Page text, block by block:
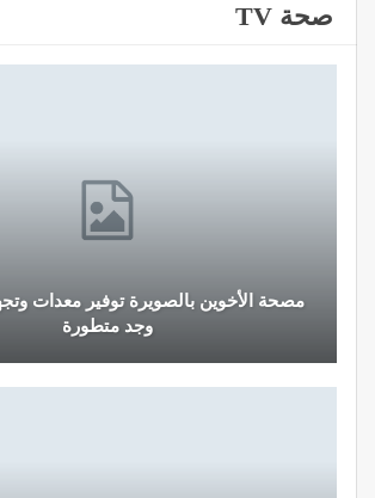
صحة TV
مصحة الأخوين بالصويرة توفير معدات
وجد متطورة